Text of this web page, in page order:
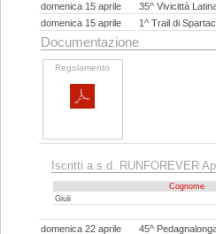
domenica 15 aprile 35^ Vivicittà
domenica 15 aprile
1^ Trail di
Documentazione
Regolamento
Iscritti a.s.d. RUNFOREVER
Cognome
Giuli
domenica 22 aprile 45^